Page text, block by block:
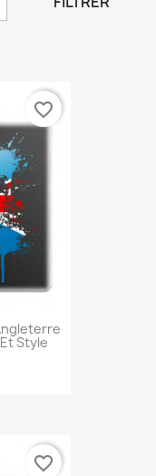
Style
favorite_border
favorite_border